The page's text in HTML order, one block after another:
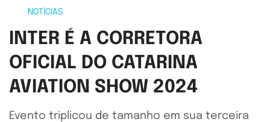
NOTÍCIAS
INTER É A CORRETORA
OFICIAL DO CATARINA
AVIATION SHOW 2024
Evento triplicou de tamanho em sua terceira